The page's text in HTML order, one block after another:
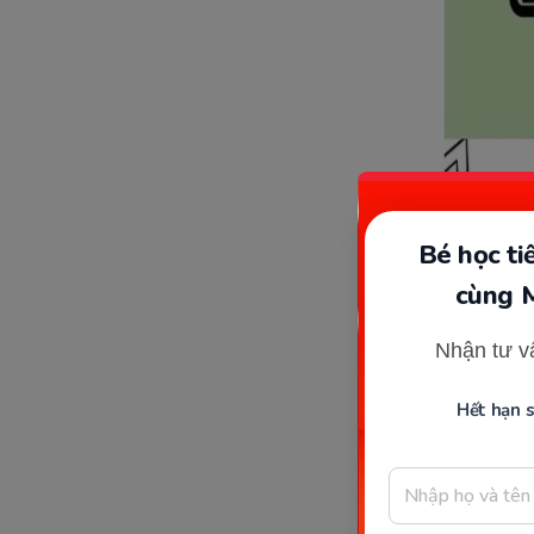
Bé học
cùng
Nhận tư
Hết hạn
Cách
Sở dĩ,
phát âm
dùng
khi nào
dùng d